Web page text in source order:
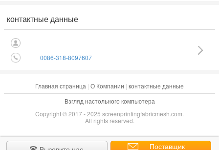
стали 1.22м
сплетенное
фильтровать еды
сетка экрана для
фильтровать
контактные данные
0086-318-8097607
Главная страница | О Компании | контактные данные
Взгляд настольного компьютера
Copyright © 2017 - 2025 screenprintingfabricmesh.com.
All rights reserved.
Поставщик